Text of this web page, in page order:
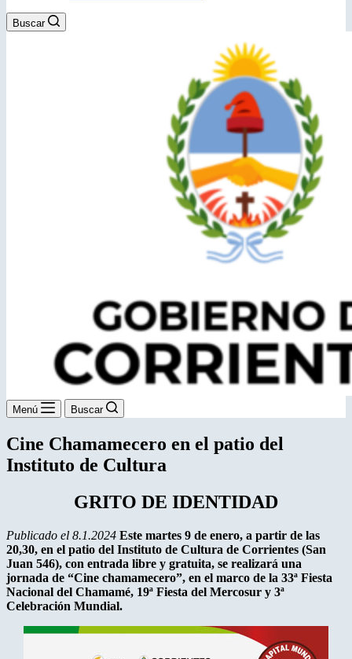
Buscar
Menú Buscar
Cine Chamamecero en el patio del
Instituto de Cultura
GRITO DE IDENTIDAD
Publicado el 8.1.2024 Este martes 9 de enero, a partir de las
20,30, en el patio del Instituto de Cultura de Corrientes (San
Juan 546), con entrada libre y gratuita, se realizará una
jornada de “Cine chamamecero”, en el marco de la 33ª Fiesta
Nacional del Chamamé, 19ª Fiesta del Mercosur y 3ª
Celebración Mundial.